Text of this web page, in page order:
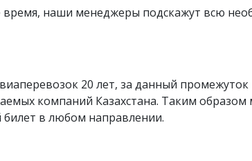
время, наши менеджеры подскажут всю
20 лет, за данный
компаний Казахстана. Таким
в любом направлении.